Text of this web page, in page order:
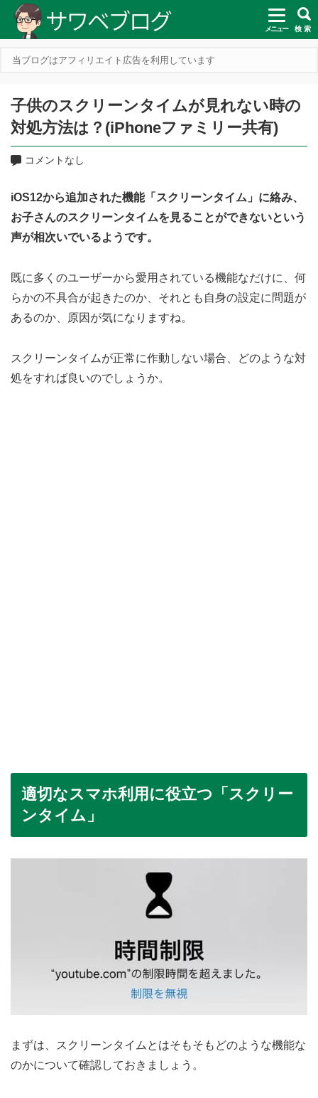
メニュー 検 索
当ブログはアフィリエイト広告を利用しています
子供のスクリーンタイムが見れない時の
対処方法は？(iPhoneファミリー共有)
コメントなし
iOS12から追加された機能「スクリーンタイム」に絡み、
お子さんのスクリーンタイムを見ることができないという
声が相次いでいるようです。
既に多くのユーザーから愛用されている機能なだけに、何
らかの不具合が起きたのか、それとも自身の設定に問題が
あるのか、原因が気になりますね。
スクリーンタイムが正常に作動しない場合、どのような対
処をすれば良いのでしょうか。
適切なスマホ利用に役立つ「スクリー
ンタイム」
まずは、スクリーンタイムとはそもそもどのような機能な
のかについて確認しておきましょう。